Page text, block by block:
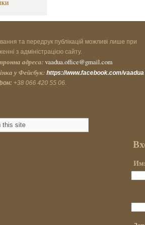
та передрук публікацій можливі лише при
з адміністрацією сайту.
адреса: vaadua.office@gmail.com
у Фейсбук: https://www.facebook.com/vaadua
+38 066 420 55 06.